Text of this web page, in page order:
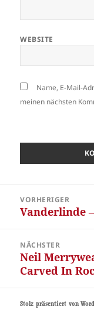
WEBSITE
Name, E-Mail-
meinen nächsten
VORHERIGER
Vorheriger
Vanderlinde
NÄCHSTER
Nächster
Beitrag:
Neil
Carved In
Stolz präsentiert von